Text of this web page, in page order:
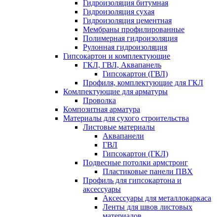
Гидроизоляция битумная
Гидроизоляция сухая
Гидроизоляция цементная
Мембраны профилированные
Полимерная гидроизоляция
Рулонная гидроизоляция
Гипсокартон и комплектующие
ГКЛ, ГВЛ, Аквапанель
Гипсокартон (ГВЛ)
Профиля, комплектующие для ГКЛ
Комлпектующие для арматуры
Проволка
Композитная арматура
Материалы для сухого строительства
Листовые материалы
Аквапанели
ГВЛ
Гипсокартон (ГКЛ)
Подвесные потолки армстронг
Пластиковые панели ПВХ
Профиль для гипсокартона и
аксессуары
Аксессуары для металлокаркаса
Ленты для швов листовых